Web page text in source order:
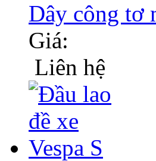
Dây công tơ
Giá:
Liên hệ